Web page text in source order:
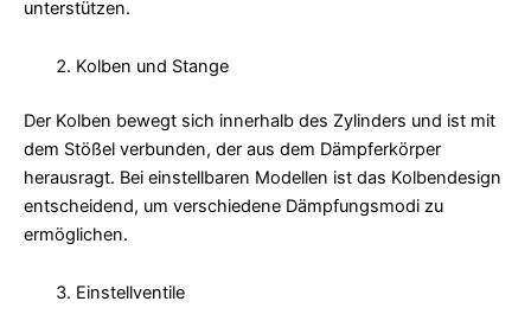
unterstützen.
Kolben und Stange
Der Kolben bewegt sich innerhalb des Zylinders und ist mit
dem Stößel verbunden, der aus dem Dämpferkörper
herausragt. Bei einstellbaren Modellen ist das Kolbendesign
entscheidend, um verschiedene Dämpfungsmodi zu
ermöglichen.
Einstellventile